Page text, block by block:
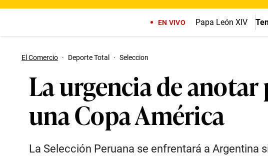
EN VIVO Papa León XIV
El Comercio · Deporte Total · Seleccion
La urgencia de anotar
una Copa América
La Selección Peruana se enfrentará a Argentina